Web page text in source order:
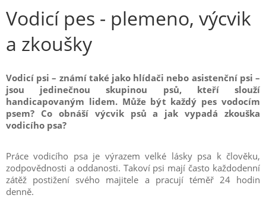
Vodicí pes - plemeno, výcvik
a zkoušky
Vodicí psi – známí také jako hlídači nebo asistenční psi –
jsou jedinečnou skupinou psů, kteří slouží
handicapovaným lidem. Může být každý pes vodocím
psem? Co obnáší výcvik psů a jak vypadá zkouška
vodicího psa?
Práce vodicího psa je výrazem velké lásky psa k člověku,
zodpovědnosti a oddanosti. Takoví psi mají často každodenní
zátěž postižení svého majitele a pracují téměř 24 hodin
denně.